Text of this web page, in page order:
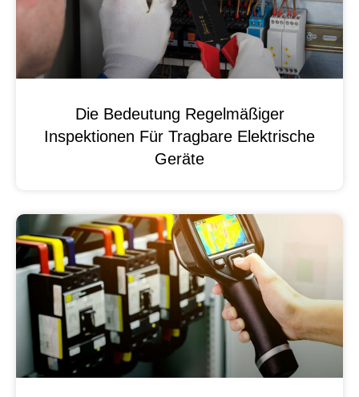
Die Bedeutung Regelmäßiger
Inspektionen Für Tragbare Elektrische
Geräte